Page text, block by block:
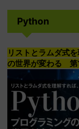
Python
リストとラムダ式
の世界が変わる 第